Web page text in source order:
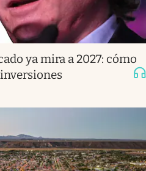
ya mira a 2027: cómo